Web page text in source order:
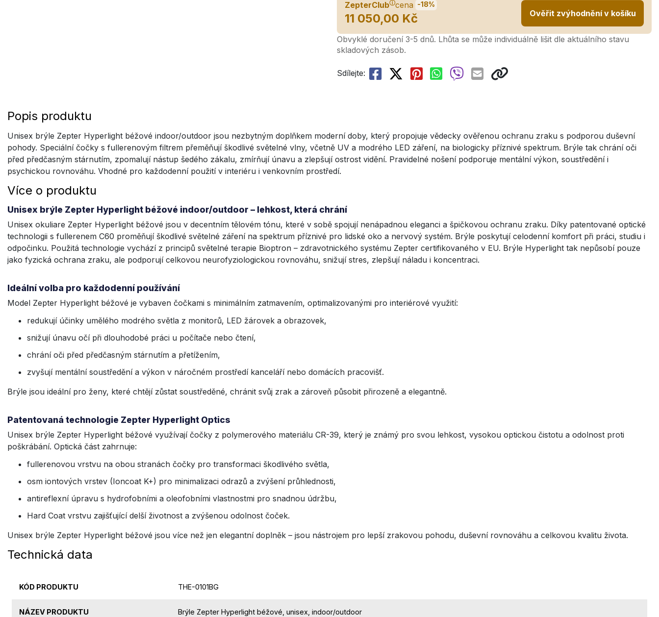
ZepterClubⓘcena -18%
11 050,00 Kč Ověřit zvýhodnění v košíku
Obvyklé doručení 3-5 dnů. Lhůta se může individuálně lišit dle aktuálního stavu
skladových zásob.
Sdílejte:
Popis produktu
Unisex brýle Zepter Hyperlight béžové indoor/outdoor jsou nezbytným doplňkem moderní doby, který propojuje vědecky ověřenou ochranu zraku s podporou duševní
pohody. Speciální čočky s fullerenovým filtrem přeměňují škodlivé světelné vlny, včetně UV a modrého LED záření, na biologicky příznivé spektrum. Brýle tak chrání oči
před předčasným stárnutím, zpomalují nástup šedého zákalu, zmírňují únavu a zlepšují ostrost vidění. Pravidelné nošení podporuje mentální výkon, soustředění i
psychickou rovnováhu. Vhodné pro každodenní použití v interiéru i venkovním prostředí.
Více o produktu
Unisex brýle Zepter Hyperlight béžové indoor/outdoor – lehkost, která chrání
Unisex okuliare Zepter Hyperlight béžové jsou v decentním tělovém tónu, které v sobě spojují nenápadnou eleganci a špičkovou ochranu zraku. Díky patentované optické
technologii s fullerenem C60 proměňují škodlivé světelné záření na spektrum příznivé pro lidské oko a nervový systém. Brýle poskytují celodenní komfort při práci, studiu i
odpočinku. Použitá technologie vychází z principů světelné terapie Bioptron – zdravotnického systému Zepter certifikovaného v EU. Brýle Hyperlight tak nepůsobí pouze
jako fyzická ochrana zraku, ale podporují celkovou neurofyziologickou rovnováhu, snižují stres, zlepšují náladu i koncentraci.
Ideální volba pro každodenní používání
Model Zepter Hyperlight béžové je vybaven čočkami s minimálním zatmavením, optimalizovanými pro interiérové využití:
redukují účinky umělého modrého světla z monitorů, LED žárovek a obrazovek,
snižují únavu očí při dlouhodobé práci u počítače nebo čtení,
chrání oči před předčasným stárnutím a přetížením,
zvyšují mentální soustředění a výkon v náročném prostředí kanceláří nebo domácích pracovišť.
Brýle jsou ideální pro ženy, které chtějí zůstat soustředěné, chránit svůj zrak a zároveň působit přirozeně a elegantně.
Patentovaná technologie Zepter Hyperlight Optics
Unisex brýle Zepter Hyperlight béžové využívají čočky z polymerového materiálu CR-39, který je známý pro svou lehkost, vysokou optickou čistotu a odolnost proti
poškrábání. Optická část zahrnuje:
fullerenovou vrstvu na obou stranách čočky pro transformaci škodlivého světla,
osm iontových vrstev (Ioncoat K+) pro minimalizaci odrazů a zvýšení průhlednosti,
antireflexní úpravu s hydrofobními a oleofobními vlastnostmi pro snadnou údržbu,
Hard Coat vrstvu zajišťující delší životnost a zvýšenou odolnost čoček.
Unisex brýle Zepter Hyperlight béžové jsou více než jen elegantní doplněk – jsou nástrojem pro lepší zrakovou pohodu, duševní rovnováhu a celkovou kvalitu života.
Technická data
KÓD PRODUKTU THE-0101BG
NÁZEV PRODUKTU Brýle Zepter Hyperlight béžové, unisex, indoor/outdoor